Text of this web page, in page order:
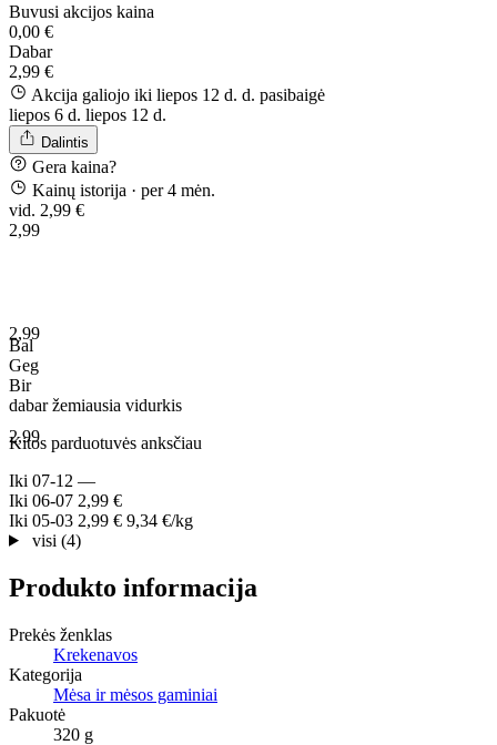
Buvusi akcijos kaina
0,00 €
Dabar
2,99 €
Akcija galiojo iki liepos 12 d. d. pasibaigė
liepos 6 d. liepos 12 d.
Dalintis
Gera kaina?
Kainų istorija · per 4 mėn.
vid. 2,99 €
2,99
2,99
2,99
Bal
Geg
Bir
dabaržemiausia vidurkis
Kitos parduotuvės anksčiau
Iki 07-12 —
Iki 06-07 2,99 €
Iki 05-03 2,99 € 9,34 €/kg
visi (4)
Produkto informacija
Prekės ženklas
Krekenavos
Kategorija
Mėsa ir mėsos gaminiai
Pakuotė
320 g